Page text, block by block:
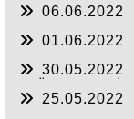
06.06.2022
CHP FİİLEN
01.06.2022
SÖZLERİN
30.05.2022
25.05.2022